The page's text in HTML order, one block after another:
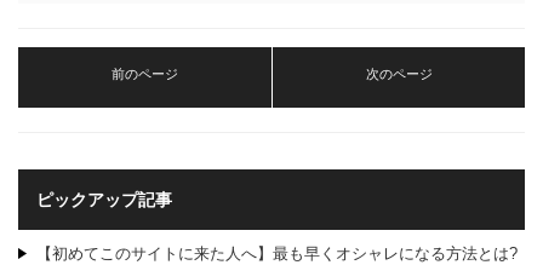
前のページ 次のページ
ピックアップ記事
【初めてこのサイトに来た人へ】最も早くオシャレになる方法とは?